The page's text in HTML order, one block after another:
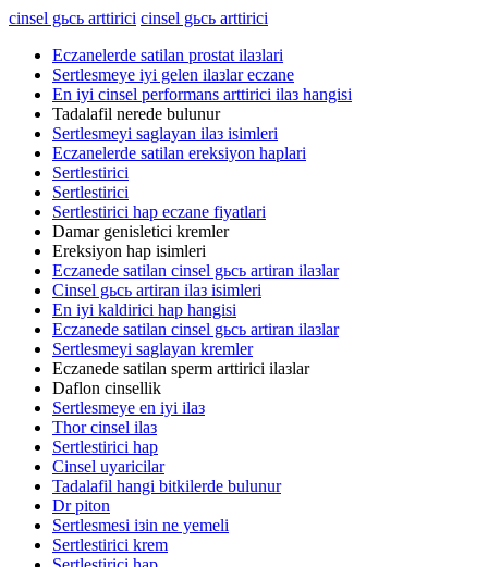
cinsel gьcь arttirici cinsel gьcь arttirici
Eczanelerde satilan prostat ilaзlari
Sertlesmeye iyi gelen ilaзlar eczane
En iyi cinsel performans arttirici ilaз hangisi
Tadalafil nerede bulunur
Sertlesmeyi saglayan ilaз isimleri
Eczanelerde satilan ereksiyon haplari
Sertlestirici
Sertlestirici
Sertlestirici hap eczane fiyatlari
Damar genisletici kremler
Ereksiyon hap isimleri
Eczanede satilan cinsel gьcь artiran ilaзlar
Cinsel gьcь artiran ilaз isimleri
En iyi kaldirici hap hangisi
Eczanede satilan cinsel gьcь artiran ilaзlar
Sertlesmeyi saglayan kremler
Eczanede satilan sperm arttirici ilaзlar
Daflon cinsellik
Sertlesmeye en iyi ilaз
Thor cinsel ilaз
Sertlestirici hap
Cinsel uyaricilar
Tadalafil hangi bitkilerde bulunur
Dr piton
Sertlesmesi iзin ne yemeli
Sertlestirici krem